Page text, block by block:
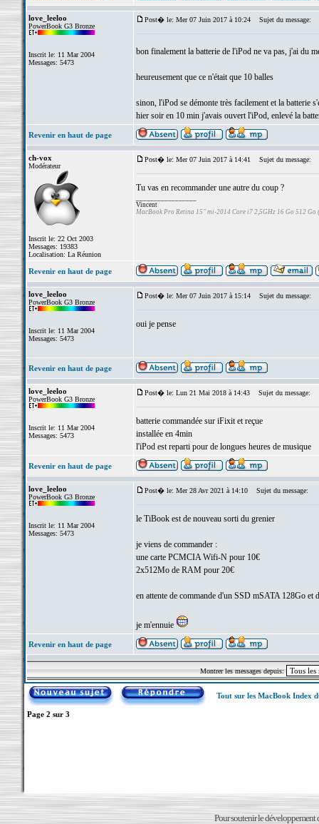
love_leeloo
PowerBook G3 Bronze
Inscrit le: 11 Mar 2004
Messages: 5473
Post� le: Mer 07 Juin 2017 à 10:24 Sujet du message:
bon finalement la batterie de l'iPod ne va pas, j'ai du
heureusement que ce n'était que 10 balles
sinon, l'iPod se démonte très facilement et la batterie
hier soir en 10 min j'avais ouvert l'iPod, enlevé la
Revenir en haut de page
ch-vox
Modérateur
Inscrit le: 22 Oct 2003
Messages: 19383
Localisation: La Réunion
Post� le: Mer 07 Juin 2017 à 14:41 Sujet du message:
Tu vas en recommander une autre du coup ?
Vincent
MacBook Pro Retina 15" mi-2014 Core i7 2,5GHz 16 Go 512 Go
Revenir en haut de page
love_leeloo
PowerBook G3 Bronze
Inscrit le: 11 Mar 2004
Messages: 5473
Post� le: Mer 07 Juin 2017 à 15:14 Sujet du message:
oui je pense
Revenir en haut de page
love_leeloo
PowerBook G3 Bronze
Inscrit le: 11 Mar 2004
Messages: 5473
Post� le: Lun 21 Mai 2018 à 14:43 Sujet du message:
batterie commandée sur iFixit et reçue
installée en 4min
l'iPod est reparti pour de longues heures de musique
Revenir en haut de page
love_leeloo
PowerBook G3 Bronze
Inscrit le: 11 Mar 2004
Messages: 5473
Post� le: Mer 28 Avr 2021 à 14:10 Sujet du message:
le TiBook est de nouveau sorti du grenier
je viens de commander :
une carte PCMCIA Wifi-N pour 10€
2x512Mo de RAM pour 20€
en attente de commande d'un SSD mSATA 128Go
je m'ennuie
Revenir en haut de page
Montrer les messages depuis:
Tout sur les MacBook Index
Page 2 sur 3
Pour soutenir le développement